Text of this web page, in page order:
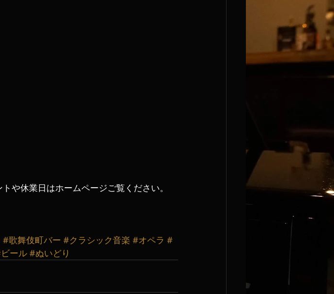
や休業日はホームページご覧ください。
#歌舞伎町バー #クラシック音楽 #オペラ #
ール #ぬいどり